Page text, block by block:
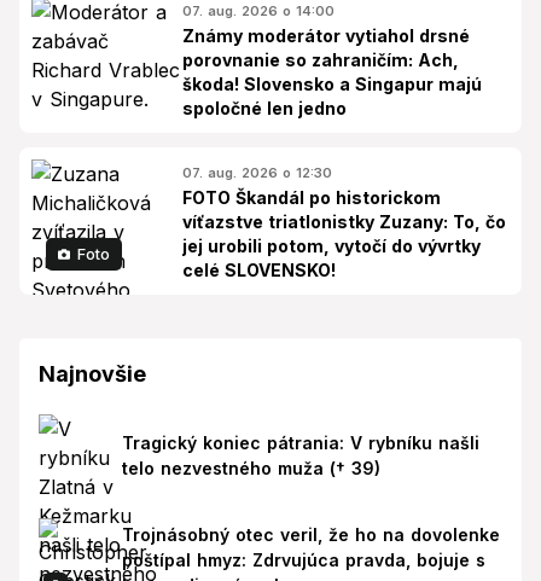
07. aug. 2026 o 14:00
Známy moderátor vytiahol drsné
porovnanie so zahraničím: Ach,
škoda! Slovensko a Singapur majú
spoločné len jedno
Foto
07. aug. 2026 o 12:30
FOTO Škandál po historickom
víťazstve triatlonistky Zuzany: To, čo
jej urobili potom, vytočí do vývrtky
celé SLOVENSKO!
Najnovšie
Tragický koniec pátrania: V rybníku našli
telo nezvestného muža († 39)
Trojnásobný otec veril, že ho na dovolenke
poštípal hmyz: Zdrvujúca pravda, bojuje s